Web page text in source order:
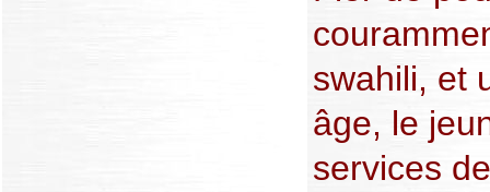
swahili, et
âge, le
services